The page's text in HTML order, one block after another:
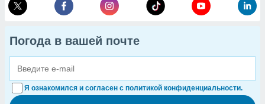
Погода в вашей почте
Я ознакомился и согласен с политикой конфиденциальности.